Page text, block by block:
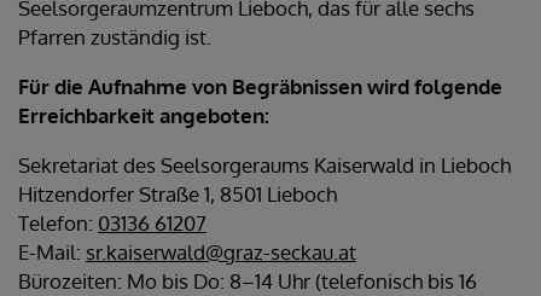
Seelsorgeraumzentrum Lieboch, das für alle sechs
Pfarren zuständig ist.
Für die Aufnahme von Begräbnissen wird folgende
Erreichbarkeit angeboten:
Sekretariat des Seelsorgeraums Kaiserwald in Lieboch
Hitzendorfer Straße 1, 8501 Lieboch
Telefon: 03136 61207
E-Mail: sr.kaiserwald@graz-seckau.at
Bürozeiten: Mo bis Do: 8–14 Uhr (telefonisch bis 16